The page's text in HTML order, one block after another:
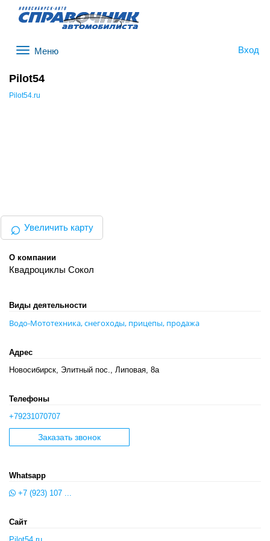
Вход
Pilot54
Pilot54.ru
⌕ Увеличить карту
О компании
Квадроциклы Сокол
Виды деятельности
Водо-Мототехника, снегоходы, прицепы, продажа
Адрес
Новосибирск, Элитный пос., Липовая, 8а
Телефоны
+79231070707
Заказать звонок
Whatsapp
+7 (923) 107 ...
Сайт